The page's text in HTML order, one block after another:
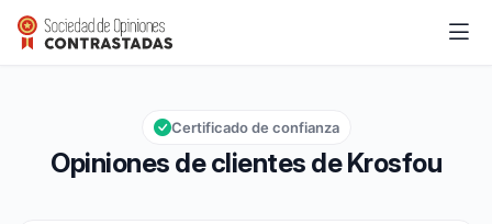
Krosfou
Calificación global: 9,6 de 10
9,6/10
Opiniones de clientes de Krosfou
Certificado de confianza